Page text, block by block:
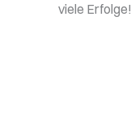
viele Erfolge!